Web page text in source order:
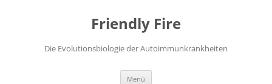
Friendly Fire
Die Evolutionsbiologie der Autoimmunkrankheiten
Menü